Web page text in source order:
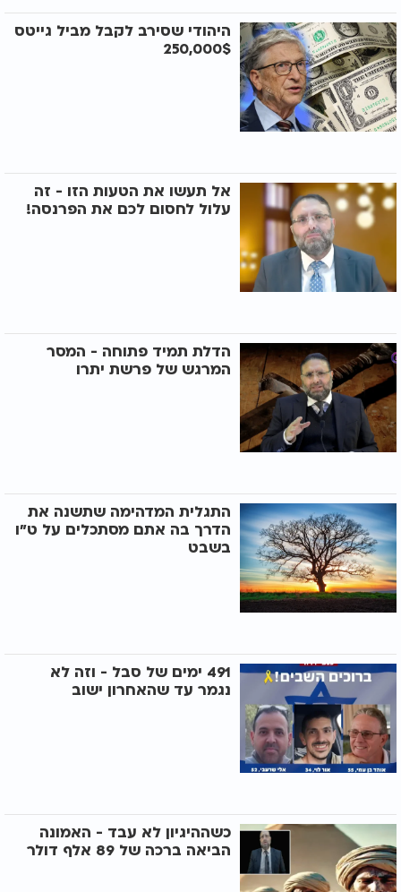
היהודי שסירב לקבל מביל גייטס
250,000$
אל תעשו את הטעות הזו - זה
עלול לחסום לכם את הפרנסה!
הדלת תמיד פתוחה - המסר
המרגש של פרשת יתרו
התגלית המדהימה שתשנה את
הדרך בה אתם מסתכלים על ט"ו
בשבט
491 ימים של סבל - וזה לא
נגמר עד שהאחרון ישוב
כשההיגיון לא עבד - האמונה
הביאה ברכה של 89 אלף דולר